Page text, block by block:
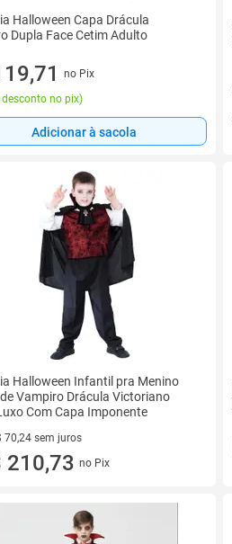
Halloween Capa Drácula
Dupla Face Cetim Adulto
no Pix
desconto no pix)
Adicionar à sacola
Halloween Infantil pra Menino
Vampiro Drácula Victoriano
Com Capa Imponente
70,24 sem juros
R$ 70,24 sem juros
210,73 no Pix